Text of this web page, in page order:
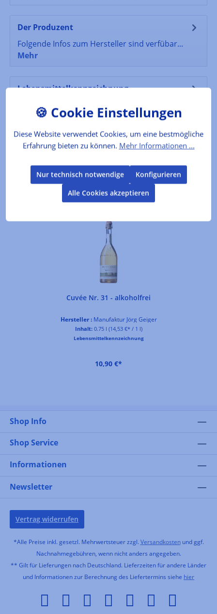
Der Produzent
Folgende Infos zum Hersteller sind verfübar...
Mehr
Lebensmittelkennzeichnung
Zutaten: Stachelbeersaft (43%), Apfelsaft (42%)*,
Birnensaft*, Kräuter, Gewürze, zugesetzte
Kohlensäure. *hergestellt aus Sc…
Mehr
Bewertungen
Produktgalerie überspringen
Kunden kauften auch
Cuvée Nr. 31 - alkoholfrei
Hersteller :Manufaktur Jörg Geiger
Inhalt: 0.75 l (14,53 €* / 1 l)
Lebensmittelkennzeichnung
10,90 €*
Shop Info
Shop Service
Informationen
Newsletter
Vertrag widerrufen
*Alle Preise inkl. gesetzl. Mehrwertsteuer zzgl. Versandkostenund ggf.
Nachnahmegebühren, wenn nicht anders angegeben.
** Gilt für Lieferungen nach Deutschland. Lieferzeiten für andere Länder
und Informationen zur Berechnung des Liefertermins siehe hier
Diese Website verwendet Cookies, um eine bestmögliche
Erfahrung bieten zu können. Mehr Informationen ...
Nur technisch notwendige
Konfigurieren
Alle Cookies akzeptieren